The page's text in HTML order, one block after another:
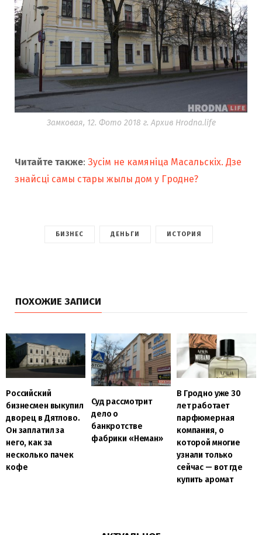
Замковая, 12. Фото 2018 г. Архив Hrodna.life
Читайте также: Зусім не камяніца Масальскіх. Дзе
знайсці самы стары жылы дом у Гродне?
БИЗНЕС ДЕНЬГИ ИСТОРИЯ
ПОХОЖИЕ ЗАПИСИ
Российский
бизнесмен выкупил
дворец в Дятлово.
Он заплатил за
него, как за
несколько пачек
кофе
Суд рассмотрит
дело о
банкротстве
фабрики «Неман»
В Гродно уже 30
лет работает
парфюмерная
компания, о
которой многие
узнали только
сейчас — вот где
купить аромат